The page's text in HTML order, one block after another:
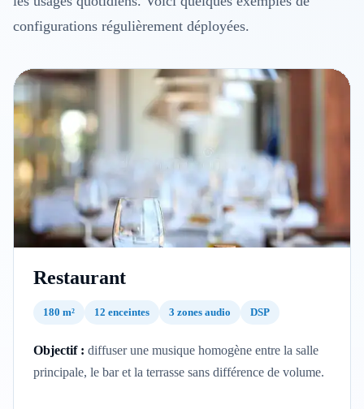
configurations régulièrement déployées.
Restaurant
180 m² 12 enceintes 3 zones audio DSP
Objectif : diffuser une musique homogène entre la salle
principale, le bar et la terrasse sans différence de volume.